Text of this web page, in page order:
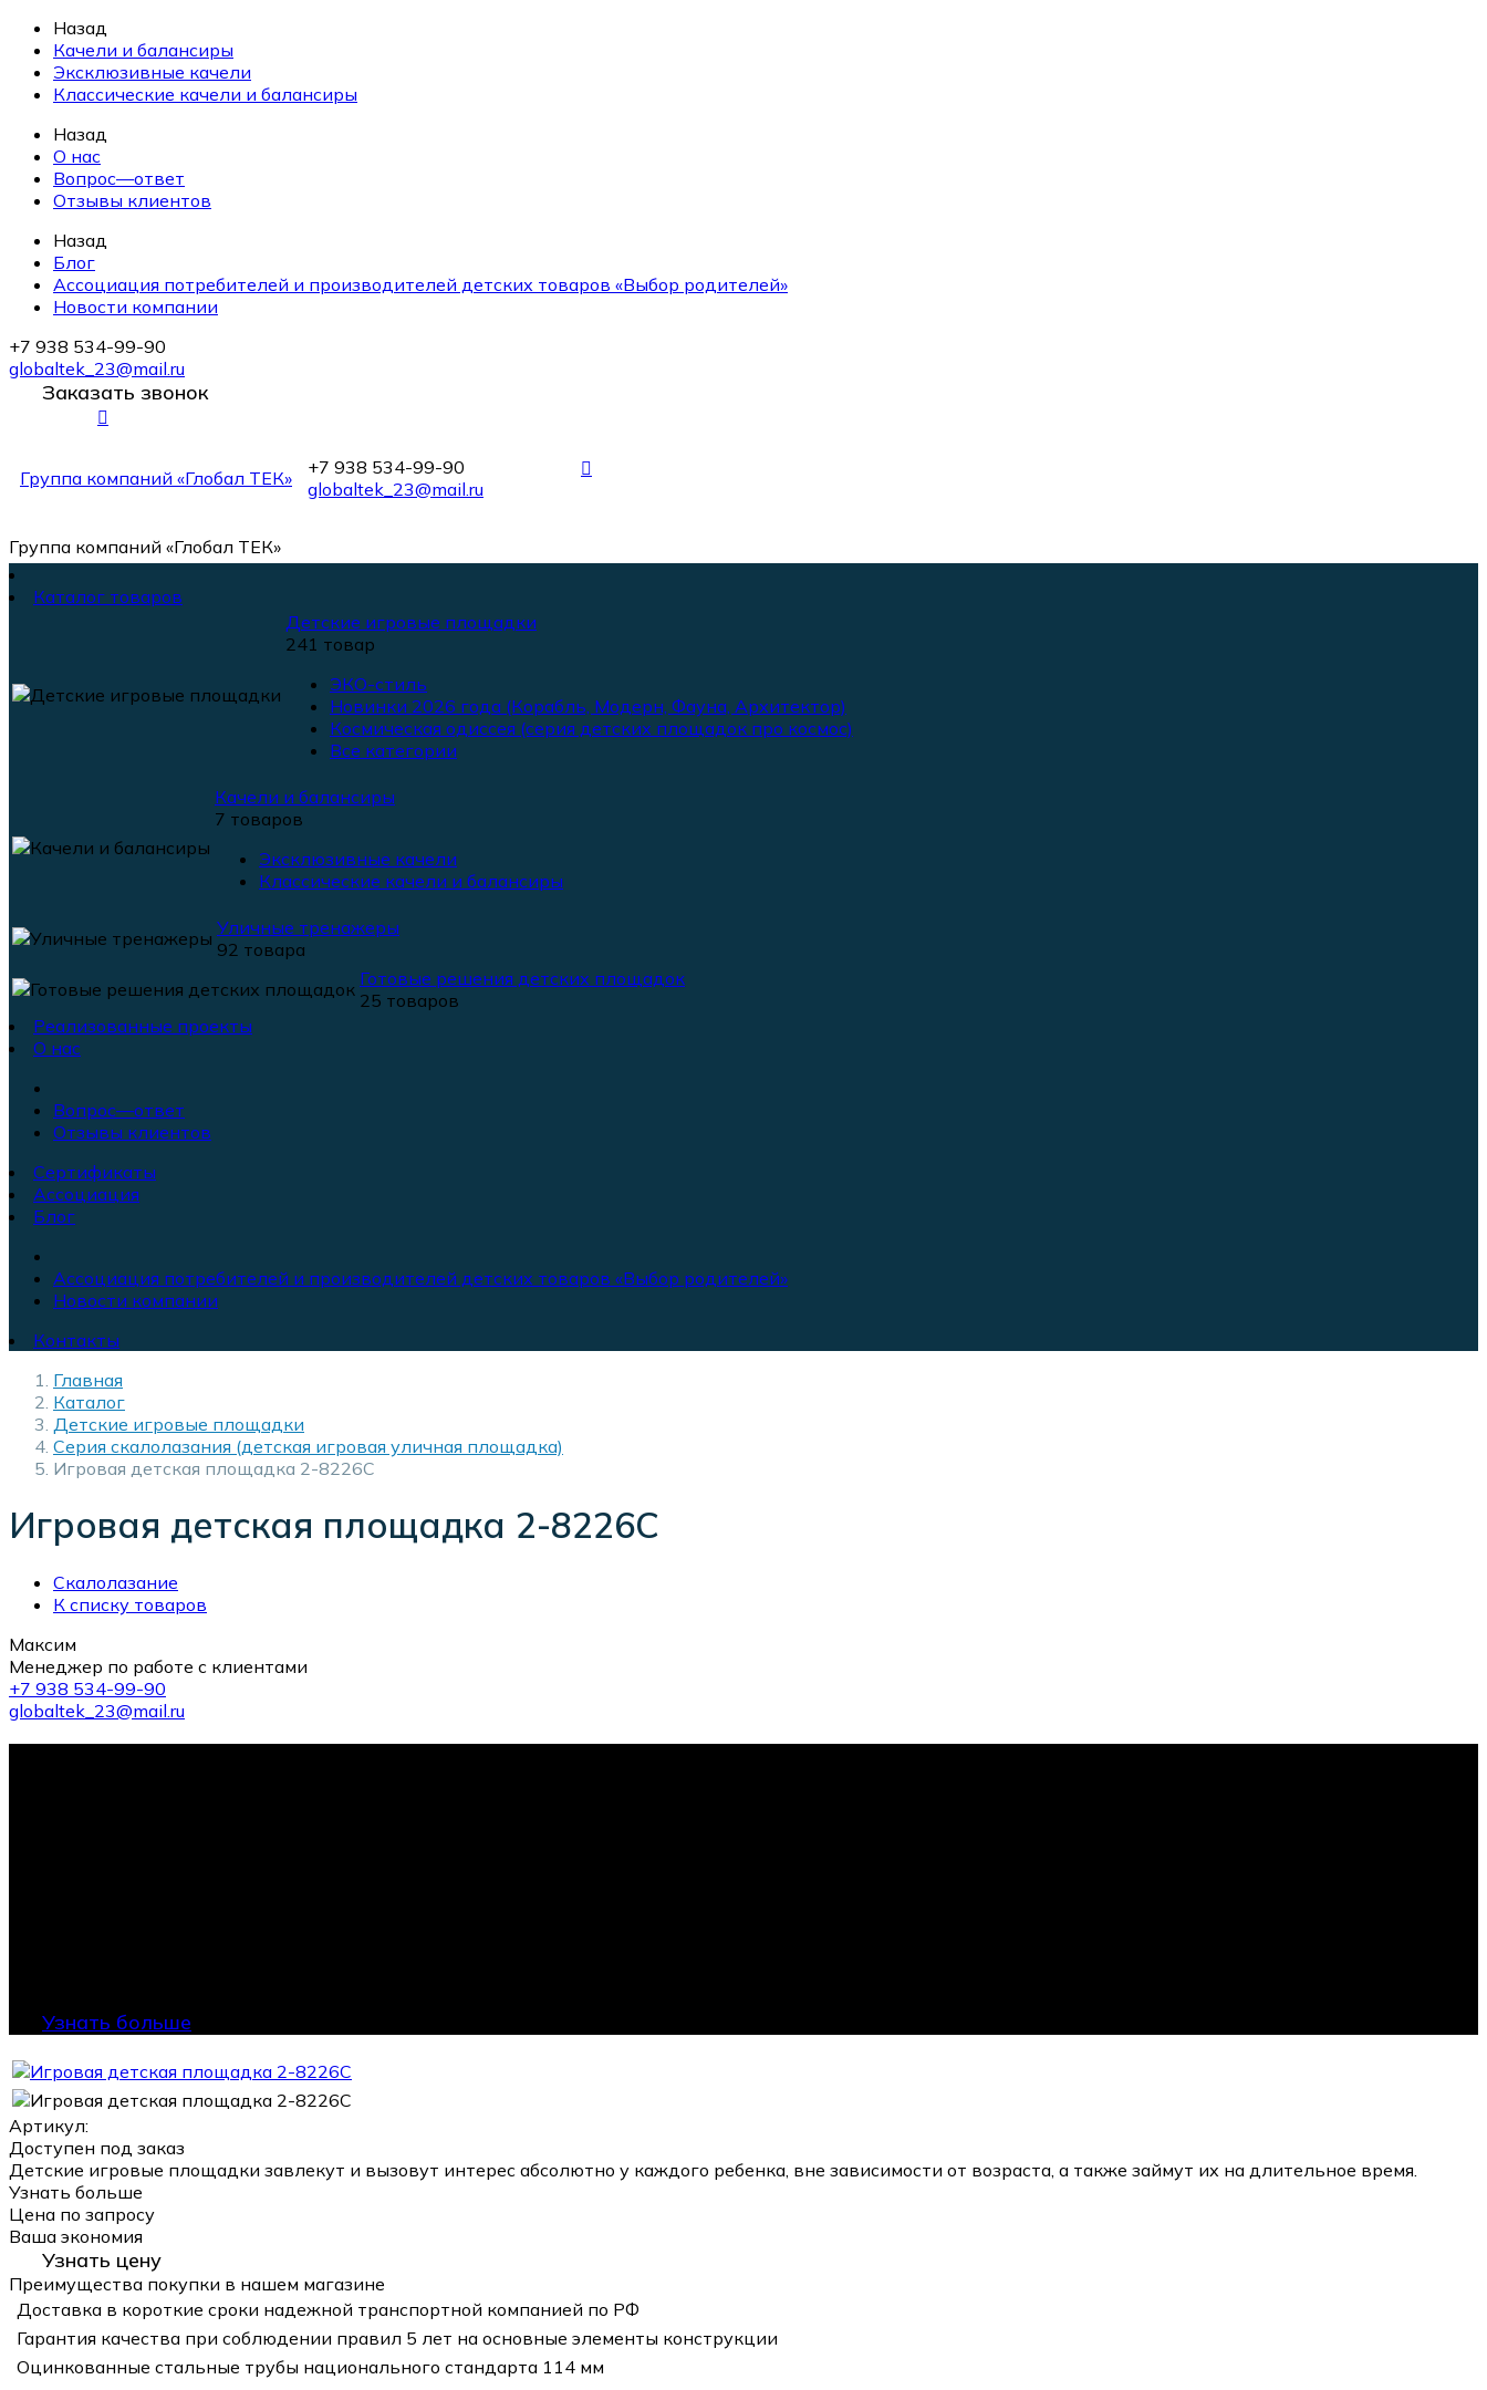
Назад
Качели и балансиры
Эксклюзивные качели
Классические качели и балансиры
Назад
О нас
Вопрос—ответ
Отзывы клиентов
Назад
Блог
Ассоциация потребителей и производителей детских товаров «Выбор родителей»
Новости компании
+7 938 534-99-90
globaltek_23@mail.ru
Заказать звонок
Группа компаний «Глобал ТЕК»
+7 938 534-99-90
globaltek_23@mail.ru
Группа компаний «Глобал ТЕК»
Каталог товаров
Детские игровые площадки
241 товар
ЭКО-стиль
Новинки 2026 года (Корабль, Модерн, Фауна, Архитектор)
Космическая одиссея (серия детских площадок про космос)
Все категории
Качели и балансиры
7 товаров
Эксклюзивные качели
Классические качели и балансиры
Уличные тренажеры
92 товара
Готовые решения детских площадок
25 товаров
Реализованные проекты
О нас
Вопрос—ответ
Отзывы клиентов
Сертификаты
Ассоциация
Блог
Ассоциация потребителей и производителей детских товаров «Выбор родителей»
Новости компании
Контакты
Главная
Каталог
Детские игровые площадки
Серия скалолазания (детская игровая уличная площадка)
Игровая детская площадка 2-8226C
Игровая детская площадка 2-8226C
Скалолазание
К списку товаров
Максим
Менеджер по работе с клиентами
+7 938 534-99-90
globaltek_23@mail.ru
Узнать больше
Артикул:
Доступен под заказ
Детские игровые площадки завлекут и вызовут интерес абсолютно у каждого ребенка, вне зависимости от возраста, а также займут их на длительное время.
Узнать больше
Цена по запросу
Ваша экономия
Узнать цену
Преимущества покупки в нашем магазине
Доставка в короткие сроки надежной транспортной компанией по РФ
Гарантия качества при соблюдении правил 5 лет на основные элементы конструкции
Оцинкованные стальные трубы национального стандарта 114 мм